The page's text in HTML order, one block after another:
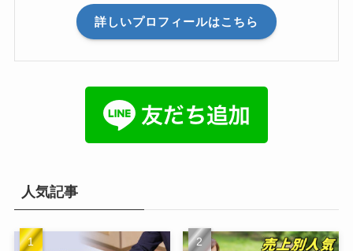
詳しいプロフィールはこちら
人気記事